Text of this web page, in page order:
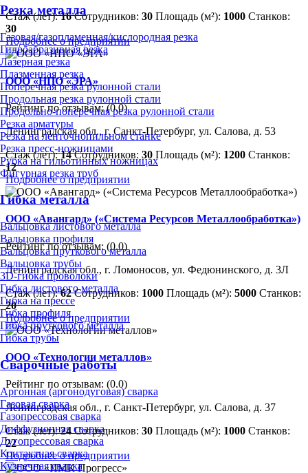
Резка металла
Газовая/газопламенная/кислородная резка
Гидроабразивная резка
Лазерная резка
Плазменная резка
Поперечная резка рулонной стали
Продольная резка рулонной стали
Продольно-поперечная резка рулонной стали
Резка арматуры
Резка на ленточнопильном станке
Резка пресс-ножницами
Рубка на гильотинных ножницах
Фигурная резка труб
Гибка металла
Вальцовка листового металла
Вальцовка профиля
Вальцовка пруткового металла
Вальцовка трубы
3D-гибка проволоки
Гибка листового металла
Гибка на прессе
Гибка профиля
Гибка пруткового металла
Гибка трубы
Сварочные работы
Аргонная (аргонодуговая) сварка
Газовая сварка
Газопрессовая сварка
Диффузионная сварка
Дугопрессовая сварка
Контактная сварка
Кузнечная сварка
Стаж (лет):16 Сотрудников: 30 Площадь (м²): 1000 Станков:
30
Подробнее о предприятии
ООО «НПО «ЭРА»
Рейтинг по отзывам:(0.0)
Ленинградская обл., г. Санкт-Петербург, ул. Салова, д. 53
Стаж (лет):14 Сотрудников: 30 Площадь (м²): 1200 Станков:
12
Подробнее о предприятии
ООО «Авангард» («Система Ресурсов Металлообработка»)
Рейтинг по отзывам: (0.0)
Ленинградская обл., г. Ломоносов, ул. Федюнинского, д. 3Л
Стаж (лет):62 Сотрудников: 1000 Площадь (м²): 5000 Станков:
20
Подробнее о предприятии
ООО «Технологии металлов»
Рейтинг по отзывам: (0.0)
Ленинградская обл., г. Санкт-Петербург, ул. Салова, д. 37
Стаж (лет):24 Сотрудников: 30 Площадь (м²): 1000 Станков:
22
Подробнее о предприятии